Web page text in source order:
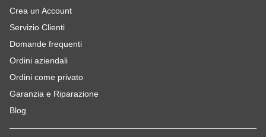
Crea un Account
Servizio Clienti
Domande frequenti
Ordini aziendali
Ordini come privato
Garanzia e Riparazione
Blog